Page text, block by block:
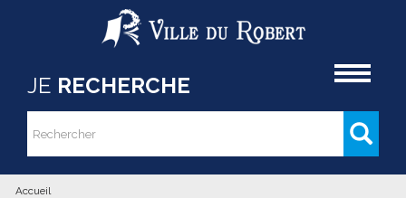
Aller au contenu principal
JE RECHERCHE
Formulaire de recherche
Rechercher
Accueil